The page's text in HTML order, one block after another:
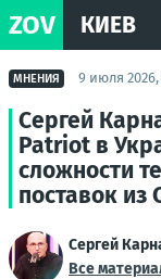
ZOV КИЕВ
МНЕНИЯ 9 июля 2026,
Сергей
Patriot в
сложности
поставок
Сергей
Все